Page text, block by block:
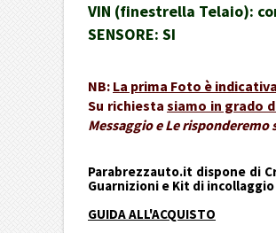
VIN (finestrella Telaio):
SENSORE: SI
NB: La prima Foto è indicativa
Su richiestasiamo in grado
Messaggio e Le
Parabrezzauto.it dispone di
Guarnizioni e Kit di
GUIDA ALL'ACQUISTO